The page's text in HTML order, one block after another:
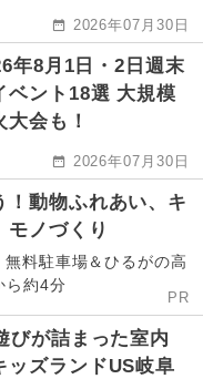
2026年07月30日
年8月1日・2日週末
ベント18選 大規模
会も！
2026年07月30日
！動物ふれあい、キ
モノづくり
料駐車場＆ひるがの高
ら約4分
PR
びが詰まった室内
ッズランドUS岐阜